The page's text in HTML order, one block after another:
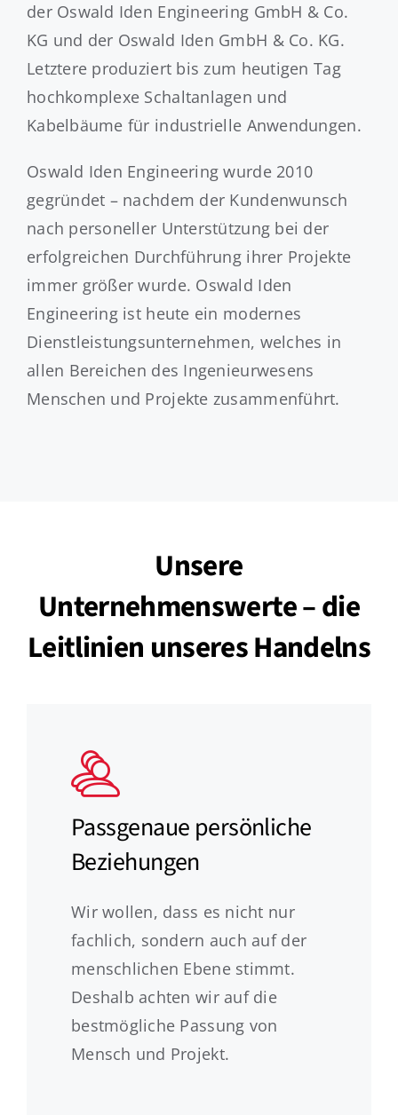
der Oswald Iden Engineering GmbH & Co.
KG und der Oswald Iden GmbH & Co. KG.
Letztere produziert bis zum heutigen Tag
hochkomplexe Schaltanlagen und
Kabelbäume für industrielle Anwendungen.
Oswald Iden Engineering wurde 2010
gegründet – nachdem der Kundenwunsch
nach personeller Unterstützung bei der
erfolgreichen Durchführung ihrer Projekte
immer größer wurde. Oswald Iden
Engineering ist heute ein modernes
Dienstleistungsunternehmen, welches in
allen Bereichen des Ingenieurwesens
Menschen und Projekte zusammenführt.
Unsere
Unternehmenswerte – die
Leitlinien unseres Handelns
Passgenaue persönliche
Beziehungen
Wir wollen, dass es nicht nur
fachlich, sondern auch auf der
menschlichen Ebene stimmt.
Deshalb achten wir auf die
bestmögliche Passung von
Mensch und Projekt.